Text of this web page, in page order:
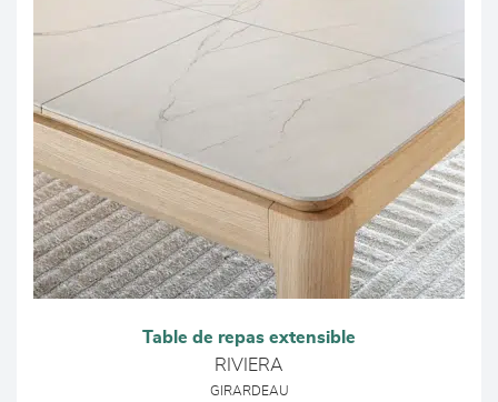
Table de repas extensible
RIVIERA
GIRARDEAU